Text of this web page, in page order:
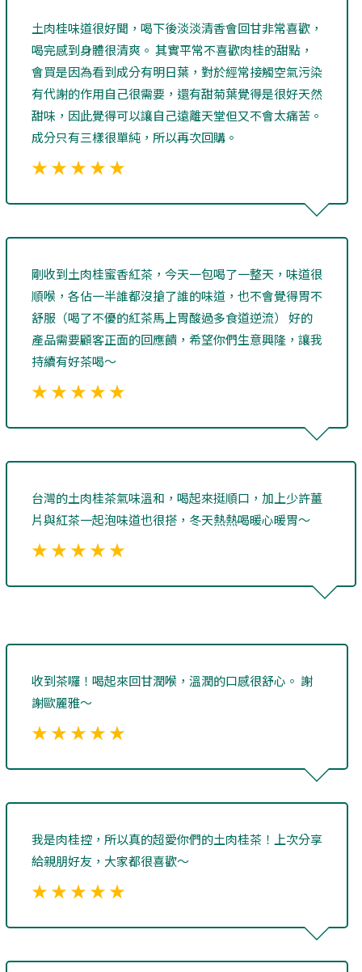
土肉桂味道很好聞，喝下後淡淡清香會回甘非常喜歡，
喝完感到身體很清爽。 其實平常不喜歡肉桂的甜點，
會買是因為看到成分有明日葉，對於經常接觸空氣污染
有代謝的作用自己很需要，還有甜菊葉覺得是很好天然
甜味，因此覺得可以讓自己遠離天堂但又不會太痛苦。
成分只有三樣很單純，所以再次回購。
★ ★ ★ ★ ★
剛收到土肉桂蜜香紅茶，今天一包喝了一整天，味道很
順喉，各佔一半誰都沒搶了誰的味道，也不會覺得胃不
舒服（喝了不優的紅茶馬上胃酸過多食道逆流） 好的
產品需要顧客正面的回應饋，希望你們生意興隆，讓我
持續有好茶喝～
★ ★ ★ ★ ★
台灣的土肉桂茶氣味溫和，喝起來挺順口，加上少許薑
片與紅茶一起泡味道也很搭，冬天熱熱喝暖心暖胃～
★ ★ ★ ★ ★
收到茶囉！喝起來回甘潤喉，溫潤的口感很舒心。 謝
謝歐麗雅～
★ ★ ★ ★ ★
我是肉桂控，所以真的超愛你們的土肉桂茶！上次分享
給親朋好友，大家都很喜歡～
★ ★ ★ ★ ★